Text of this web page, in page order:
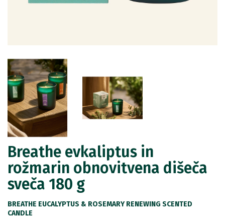
Breathe evkaliptus in
rožmarin obnovitvena dišeča
sveča 180 g
BREATHE EUCALYPTUS & ROSEMARY RENEWING SCENTED
CANDLE